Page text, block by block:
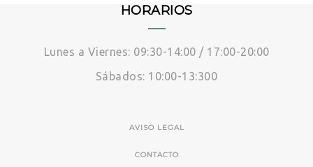
HORARIOS
Lunes a Viernes: 09:30-14:00 / 17:00-20:00
Sábados: 10:00-13:300
AVISO LEGAL
CONTACTO